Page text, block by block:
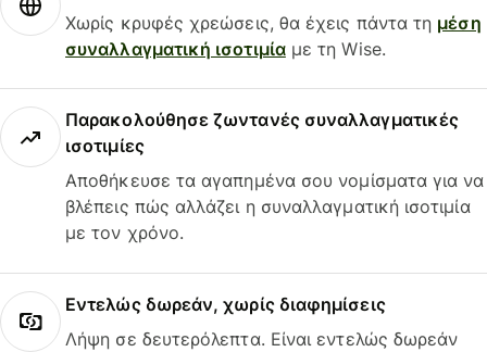
Χωρίς κρυφές χρεώσεις, θα έχεις πάντα τη μέση
συναλλαγματική ισοτιμίαμε τη Wise.
Παρακολούθησε ζωντανές συναλλαγματικές
ισοτιμίες
Αποθήκευσε τα αγαπημένα σου νομίσματα για να
βλέπεις πώς αλλάζει η συναλλαγματική ισοτιμία
με τον χρόνο.
Εντελώς δωρεάν, χωρίς διαφημίσεις
Λήψη σε δευτερόλεπτα. Είναι εντελώς δωρεάν